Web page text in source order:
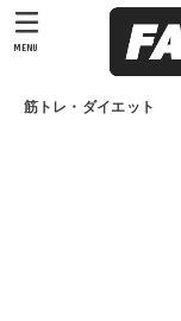
筋トレ・ダイエット
MENU